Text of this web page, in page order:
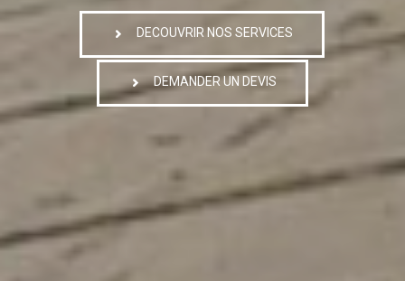
DECOUVRIR NOS SERVICES
DEMANDER UN DEVIS